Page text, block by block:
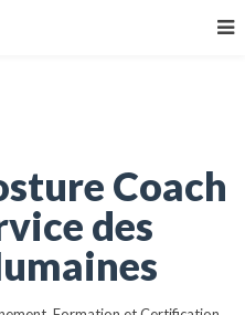
Coach
des